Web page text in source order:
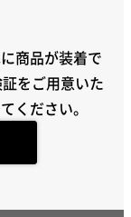
商品が装着で
をご用意いた
ください。